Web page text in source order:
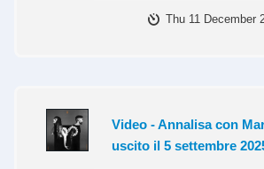
Thu 11 December
Video - Annalisa con
uscito il 5 settembre